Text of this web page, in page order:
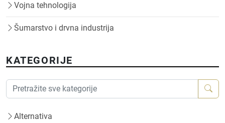
Vojna tehnologija
Šumarstvo i drvna industrija
KATEGORIJE
Alternativa